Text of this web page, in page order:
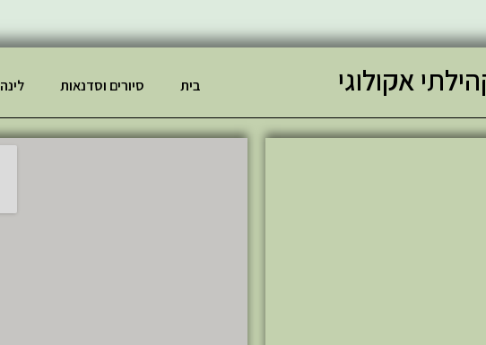
אקולוגי בית סיורים וסדנאות לינה